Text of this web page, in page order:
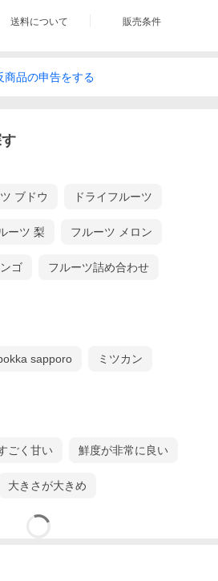
送料について 販売条件
商品の申告をする
ブドウ ドライフルーツ
ーツ 梨 フルーツ メロン
ゴ フルーツ詰め合わせ
sapporo ミツカン
ごく甘い 鮮度が非常に良い
大きさが大きめ